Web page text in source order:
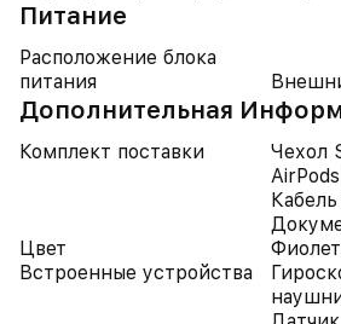
Питание
Расположение блока
питания
Дополнительная
Комплект поставки
Чехол
Цвет
Встроенные устройства